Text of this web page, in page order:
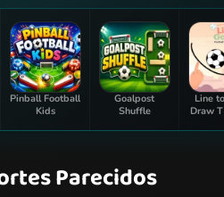
Pinball Football
Kids
Goalpost
Shuffle
Line
Draw
Parecidos